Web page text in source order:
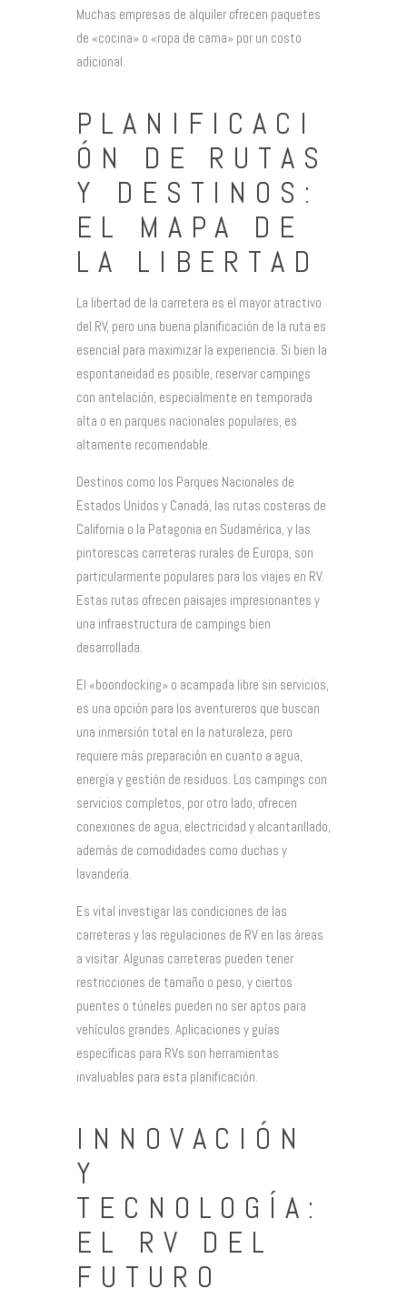
Muchas empresas de alquiler ofrecen paquetes
de «cocina» o «ropa de cama» por un costo
adicional.
PLANIFICACI
ÓN DE RUTAS
Y DESTINOS:
EL MAPA DE
LA LIBERTAD
La libertad de la carretera es el mayor atractivo
del RV, pero una buena planificación de la ruta es
esencial para maximizar la experiencia. Si bien la
espontaneidad es posible, reservar campings
con antelación, especialmente en temporada
alta o en parques nacionales populares, es
altamente recomendable.
Destinos como los Parques Nacionales de
Estados Unidos y Canadá, las rutas costeras de
California o la Patagonia en Sudamérica, y las
pintorescas carreteras rurales de Europa, son
particularmente populares para los viajes en RV.
Estas rutas ofrecen paisajes impresionantes y
una infraestructura de campings bien
desarrollada.
El «boondocking» o acampada libre sin servicios,
es una opción para los aventureros que buscan
una inmersión total en la naturaleza, pero
requiere más preparación en cuanto a agua,
energía y gestión de residuos. Los campings con
servicios completos, por otro lado, ofrecen
conexiones de agua, electricidad y alcantarillado,
además de comodidades como duchas y
lavandería.
Es vital investigar las condiciones de las
carreteras y las regulaciones de RV en las áreas
a visitar. Algunas carreteras pueden tener
restricciones de tamaño o peso, y ciertos
puentes o túneles pueden no ser aptos para
vehículos grandes. Aplicaciones y guías
específicas para RVs son herramientas
invaluables para esta planificación.
INNOVACIÓN
Y
TECNOLOGÍA:
EL RV DEL
FUTURO